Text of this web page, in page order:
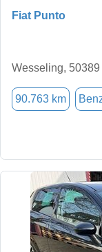
Fiat Punto
Wesseling, 50389
90.763 km